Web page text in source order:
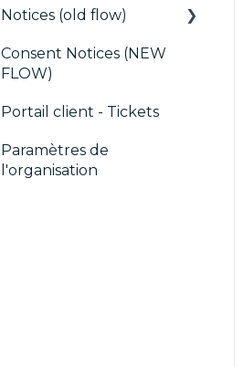
pour les éditeurs
CMP / Implémenter
une bannière de
CMP / CPRA
SSO
Utilisateurs, Équipes et
Permissions
Notices (old flow)
Déploiement et tests
Consent Notices (NEW
FLOW)
Portail client - Tickets
Paramètres de
l'organisation